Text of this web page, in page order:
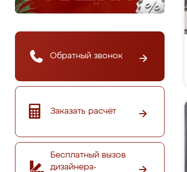
Обратный звонок
Заказать расчёт
Бесплатный вызов
дизайнера-